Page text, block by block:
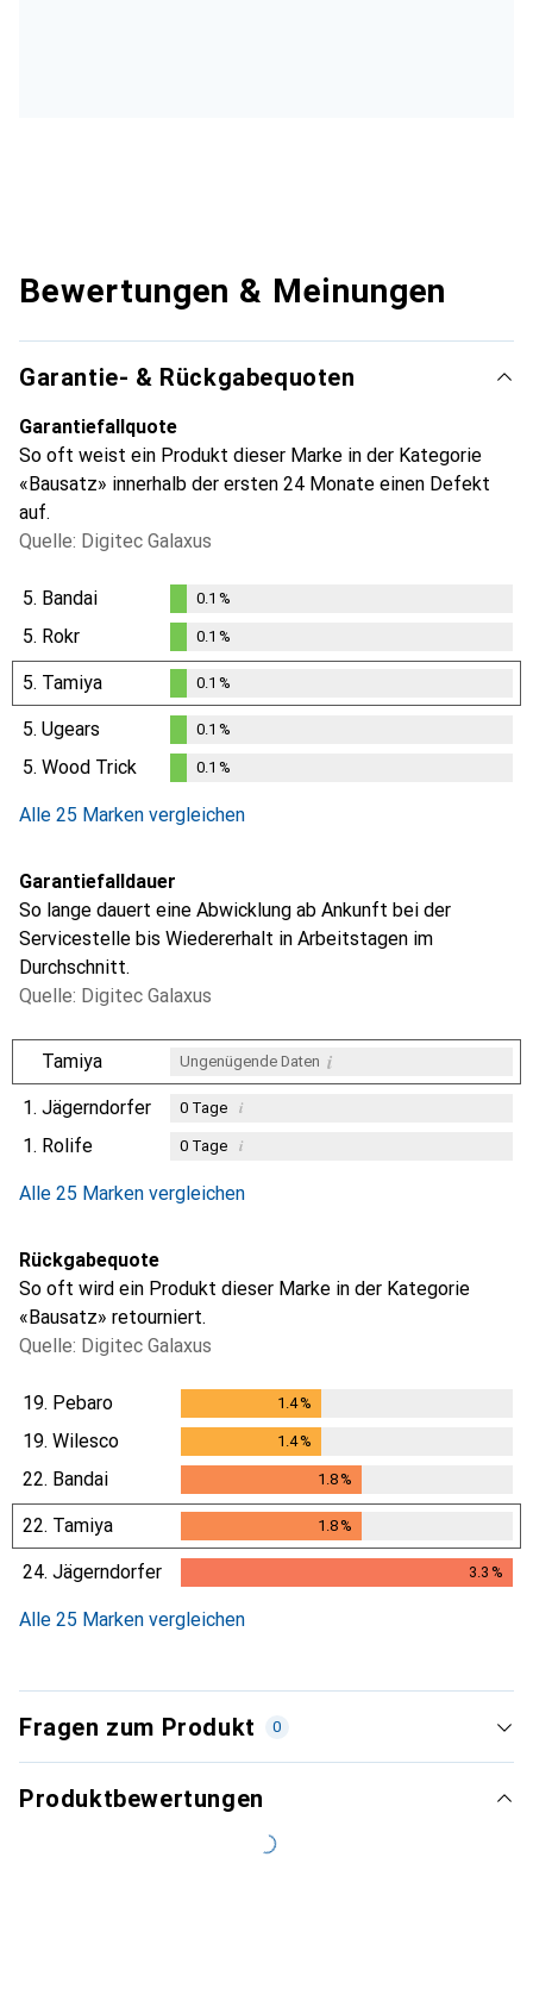
Bewertungen & Meinungen
Garantie- & Rückgabequoten
Garantiefallquote
So oft weist ein Produkt dieser Marke in der Kategorie
«Bausatz» innerhalb der ersten 24 Monate einen Defekt
auf.
Quelle: Digitec Galaxus
5. Bandai
%
0.1 %
5. Rokr
0.1%
0.1 %
5. Tamiya
0.1%
0.1 %
5. Ugears
%
0.1 %
5. Wood Trick 0.1 %
Alle 25 Marken vergleichen
Garantiefalldauer
So lange dauert eine Abwicklung ab Ankunft bei der
Servicestelle bis Wiedererhalt in Arbeitstagen im
Durchschnitt.
Quelle: Digitec Galaxus
Tamiya Ungenügende Daten i
1. Jägerndorfer 0Tage i
1. Rolife 0Tage i
Alle 25 Marken vergleichen
Rückgabequote
So oft wird ein Produkt dieser Marke in der Kategorie
«Bausatz» retourniert.
Quelle: Digitec Galaxus
19. Pebaro 1.4%
19. Wilesco 1.4%
22. Bandai 1.8%
22. Tamiya 1.8%
24. Jägerndorfer 3.3 %
Alle 25 Marken vergleichen
Fragen zum Produkt 0
Produktbewertungen